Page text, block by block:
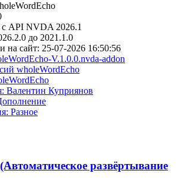
API NVDA 2026.1
до 2021.1.0
на сайт: 25-07-2026 16:50:56
V.1.0.0.nvda-addon
wholeWordEcho
Валентин Куприянов
Разное
развёртывание